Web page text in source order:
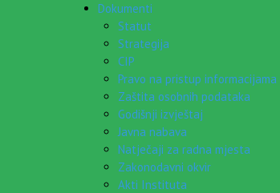
Dokumenti
Statut
Strategija
CIP
Pravo na pristup informacijama
Zaštita osobnih podataka
Godišnji izvještaj
Javna nabava
Natječaji za radna mjesta
Zakonodavni okvir
Akti Instituta